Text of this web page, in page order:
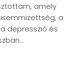
amely
a
depresszió és